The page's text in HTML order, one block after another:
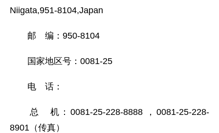
Niigata,951-8104,Japan
邮 编：950-8104
国家地区号：0081-25
电 话：
总 机：0081-25-228-8888 ，0081-25-228-
8901（传真）